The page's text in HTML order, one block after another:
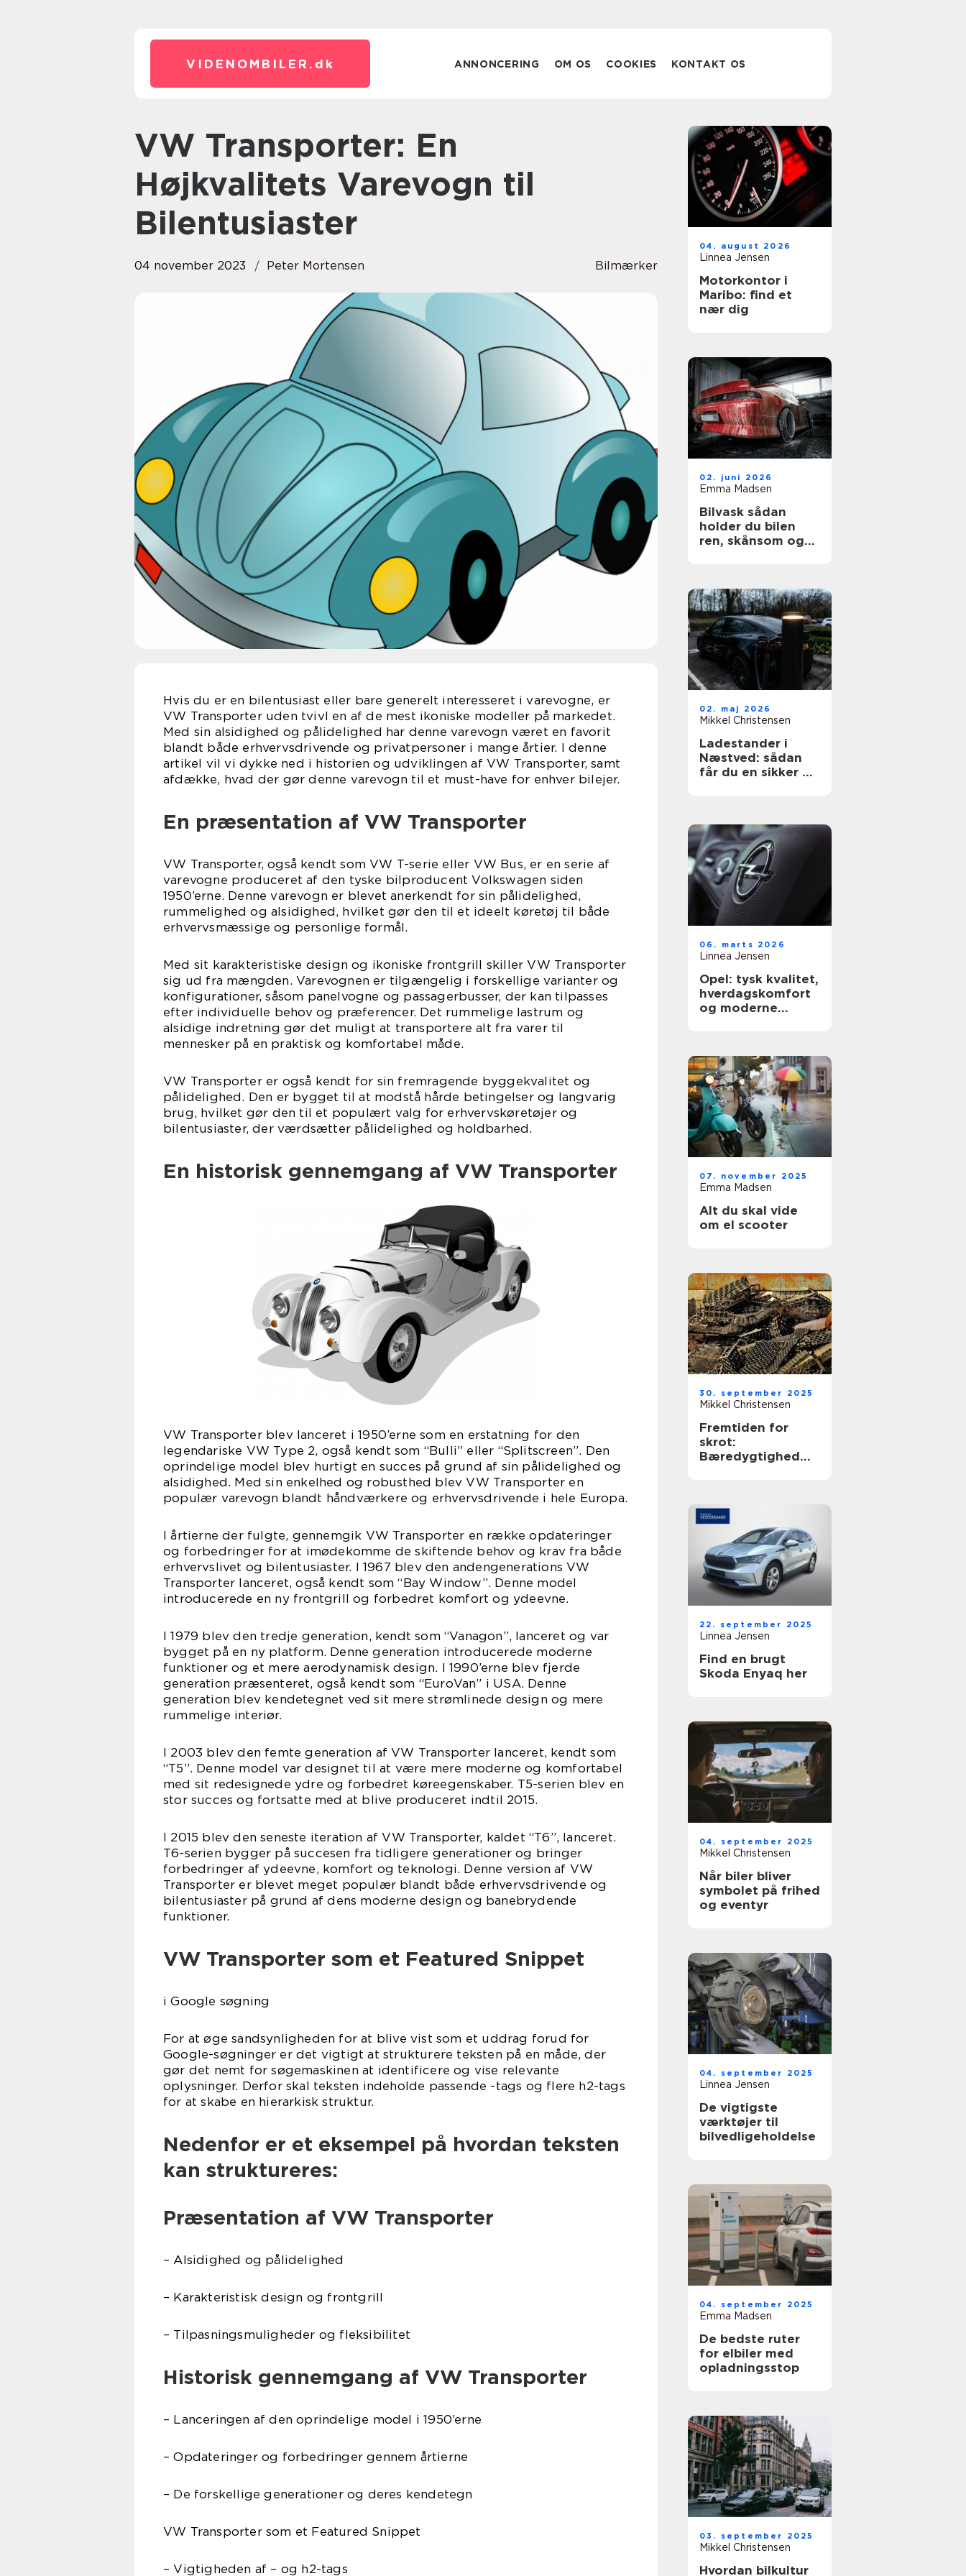
VIDENOMBILER. dk ANNONCERING OM OS COOKIES KONTAKT OS
VW Transporter: En
Højkvalitets Varevogn til
Bilentusiaster
04 november 2023 Peter Mortensen Bilmærker
Hvis du er en bilentusiast eller bare generelt interesseret i varevogne, er
VW Transporter uden tvivl en af de mest ikoniske modeller på markedet.
Med sin alsidighed og pålidelighed har denne varevogn været en favorit
blandt både erhvervsdrivende og privatpersoner i mange årtier. I denne
artikel vil vi dykke ned i historien og udviklingen af VW Transporter, samt
afdække, hvad der gør denne varevogn til et must-have for enhver bilejer.
En præsentation af VW Transporter
VW Transporter, også kendt som VW T-serie eller VW Bus, er en serie af
varevogne produceret af den tyske bilproducent Volkswagen siden
1950’erne. Denne varevogn er blevet anerkendt for sin pålidelighed,
rummelighed og alsidighed, hvilket gør den til et ideelt køretøj til både
erhvervsmæssige og personlige formål.
Med sit karakteristiske design og ikoniske frontgrill skiller VW Transporter
sig ud fra mængden. Varevognen er tilgængelig i forskellige varianter og
konfigurationer, såsom panelvogne og passagerbusser, der kan tilpasses
efter individuelle behov og præferencer. Det rummelige lastrum og
alsidige indretning gør det muligt at transportere alt fra varer til
mennesker på en praktisk og komfortabel måde.
VW Transporter er også kendt for sin fremragende byggekvalitet og
pålidelighed. Den er bygget til at modstå hårde betingelser og langvarig
brug, hvilket gør den til et populært valg for erhvervskøretøjer og
bilentusiaster, der værdsætter pålidelighed og holdbarhed.
En historisk gennemgang af VW Transporter
VW Transporter blev lanceret i 1950’erne som en erstatning for den
legendariske VW Type 2, også kendt som “Bulli” eller “Splitscreen”. Den
oprindelige model blev hurtigt en succes på grund af sin pålidelighed og
alsidighed. Med sin enkelhed og robusthed blev VW Transporter en
populær varevogn blandt håndværkere og erhvervsdrivende i hele Europa.
I årtierne der fulgte, gennemgik VW Transporter en række opdateringer
og forbedringer for at imødekomme de skiftende behov og krav fra både
erhvervslivet og bilentusiaster. I 1967 blev den andengenerations VW
Transporter lanceret, også kendt som “Bay Window”. Denne model
introducerede en ny frontgrill og forbedret komfort og ydeevne.
I 1979 blev den tredje generation, kendt som “Vanagon”, lanceret og var
bygget på en ny platform. Denne generation introducerede moderne
funktioner og et mere aerodynamisk design. I 1990’erne blev fjerde
generation præsenteret, også kendt som “EuroVan” i USA. Denne
generation blev kendetegnet ved sit mere strømlinede design og mere
rummelige interiør.
I 2003 blev den femte generation af VW Transporter lanceret, kendt som
“T5”. Denne model var designet til at være mere moderne og komfortabel
med sit redesignede ydre og forbedret køreegenskaber. T5-serien blev en
stor succes og fortsatte med at blive produceret indtil 2015.
I 2015 blev den seneste iteration af VW Transporter, kaldet “T6”, lanceret.
T6-serien bygger på succesen fra tidligere generationer og bringer
forbedringer af ydeevne, komfort og teknologi. Denne version af VW
Transporter er blevet meget populær blandt både erhvervsdrivende og
bilentusiaster på grund af dens moderne design og banebrydende
funktioner.
VW Transporter som et Featured Snippet
i Google søgning
For at øge sandsynligheden for at blive vist som et uddrag forud for
Google-søgninger er det vigtigt at strukturere teksten på en måde, der
gør det nemt for søgemaskinen at identificere og vise relevante
oplysninger. Derfor skal teksten indeholde passende -tags og flere h2-tags
for at skabe en hierarkisk struktur.
Nedenfor er et eksempel på hvordan teksten
kan struktureres:
Præsentation af VW Transporter
– Alsidighed og pålidelighed
– Karakteristisk design og frontgrill
– Tilpasningsmuligheder og fleksibilitet
Historisk gennemgang af VW Transporter
– Lanceringen af den oprindelige model i 1950’erne
– Opdateringer og forbedringer gennem årtierne
– De forskellige generationer og deres kendetegn
VW Transporter som et Featured Snippet
– Vigtigheden af – og h2-tags
04. august 2026
Linnea Jensen
Motorkontor i
Maribo: find et
nær dig
02. juni 2026
Emma Madsen
Bilvask sådan
holder du bilen
ren, skånsom og
02. maj 2026
Mikkel Christensen
Ladestander i
Næstved: sådan
får du en sikker og
06. marts 2026
Linnea Jensen
Opel: tysk kvalitet,
hverdagskomfort
og moderne
07. november 2025
Emma Madsen
Alt du skal vide
om el scooter
30. september 2025
Mikkel Christensen
Fremtiden for
skrot:
Bæredygtighed
22. september 2025
Linnea Jensen
Find en brugt
Skoda Enyaq her
04. september 2025
Mikkel Christensen
Når biler bliver
symbolet på frihed
og eventyr
04. september 2025
Linnea Jensen
De vigtigste
værktøjer til
bilvedligeholdelse
04. september 2025
Emma Madsen
De bedste ruter
for elbiler med
opladningsstop
03. september 2025
Mikkel Christensen
Hvordan bilkultur